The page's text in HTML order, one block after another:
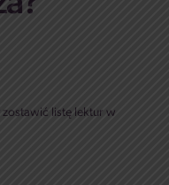
zostawić listę lektur w